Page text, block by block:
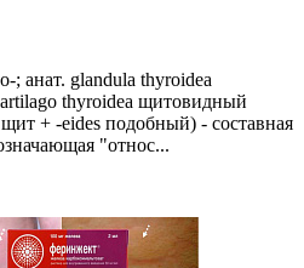
; анат. glandula thyroidea
thyroidea щитовидный
+ -eides подобный) - составная
"относ...